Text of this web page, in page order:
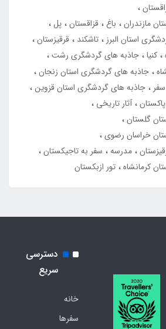
مازندران
باغ قزاقستان پل
استان البرز تاشکند
قرقیزستان
کنیا جاذبه های گردشگری رشت
جاذبه های گردشگری استان زنجان
سفر
جاذبه های گردشگری استان قزوین
آثار تاریخی
گلستان
خراسان رضوی
مدرسه
سفر به تاجیکستان
کرمانشاه تور ازبکستان
دسترسی
سریع
خانه
سفرها